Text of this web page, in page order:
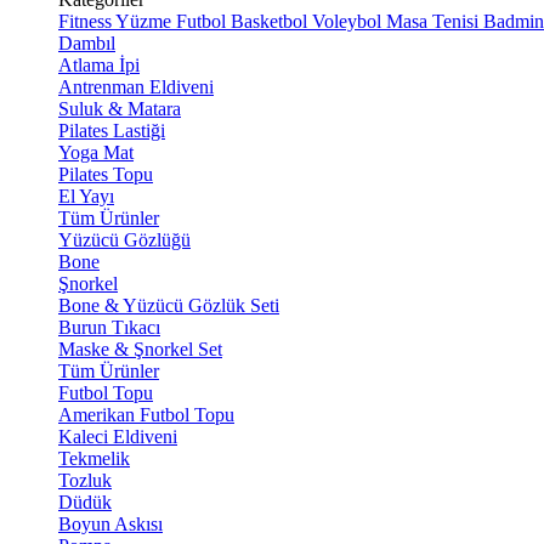
FitnessYüzme Futbol Basketbol Voleybol Masa Tenisi
Dambıl
Atlama İpi
Antrenman Eldiveni
Suluk & Matara
Pilates Lastiği
Yoga Mat
Pilates Topu
El Yayı
Tüm Ürünler
Yüzücü Gözlüğü
Bone
Şnorkel
Bone & Yüzücü Gözlük Seti
Burun Tıkacı
Maske & Şnorkel Set
Tüm Ürünler
Futbol Topu
Amerikan Futbol Topu
Kaleci Eldiveni
Tekmelik
Tozluk
Düdük
Boyun Askısı